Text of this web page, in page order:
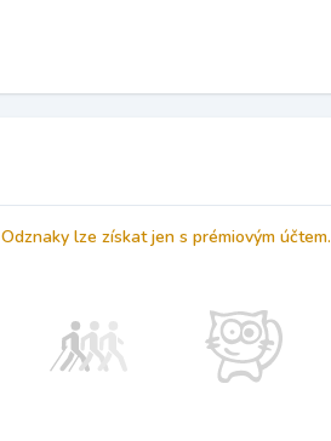
Odznaky lze získat jen s prémiovým účtem.